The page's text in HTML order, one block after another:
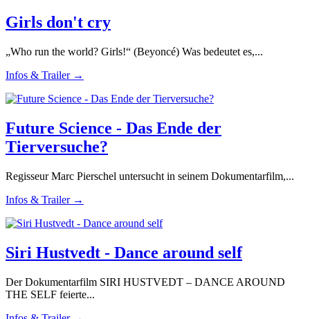
Girls don't cry
„Who run the world? Girls!“ (Beyoncé) Was bedeutet es,...
Infos & Trailer →
Future Science - Das Ende der
Tierversuche?
Regisseur Marc Pierschel untersucht in seinem Dokumentarfilm,...
Infos & Trailer →
Siri Hustvedt - Dance around self
Der Dokumentarfilm SIRI HUSTVEDT – DANCE AROUND
THE SELF feierte...